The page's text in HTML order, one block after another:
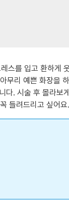
를 입고 환하
리 예쁜 화장을
. 시술 후 몰라
들려드리고 싶어요.